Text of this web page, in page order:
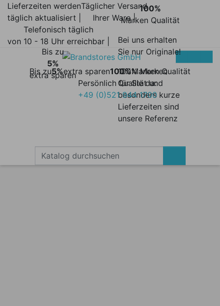
Lieferzeiten werden
täglich aktualisiert |
Täglicher Versand
Ihrer Ware |
Telefonisch täglich
von 10 - 18 Uhr erreichbar |
Bis zu5%extra sparen
Bis zu
5%
extra sparen
100%Marken Qualität
100%
Marken Qualität
Bei uns erhalten
Sie nur Originale!
100% Marken
Qualität und
besonders kurze
Lieferzeiten sind
unsere Referenz
Persönlich für Sie da:
+49 (0)521 944 1700